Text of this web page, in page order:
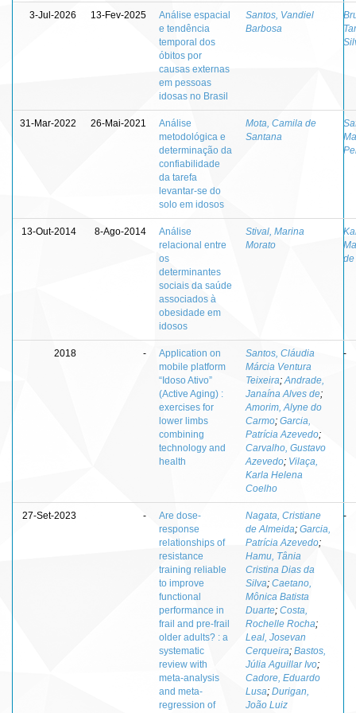
3-Jul-2026 13-Fev-2025
Análise espacial
e tendência
temporal dos
óbitos por
causas externas
em pessoas
idosas no Brasil
Santos, Vandiel
Barbosa
31-Mar-2022 26-Mai-2021
Análise
metodológica e
determinação da
confiabilidade
da tarefa
levantar-se do
solo em idosos
Mota, Camila de
Santana
13-Out-2014 8-Ago-2014
Análise
relacional entre
os
determinantes
sociais da saúde
associados à
obesidade em
idosos
Stival, Marina
Morato
de
2018 -
Application on
mobile platform
“Idoso Ativo”
(Active Aging) :
exercises for
lower limbs
combining
technology and
health
Santos, Cláudia
Márcia Ventura
Teixeira; Andrade,
Janaína Alves de;
Amorim, Alyne do
Carmo; Garcia,
Patrícia Azevedo;
Carvalho, Gustavo
Azevedo; Vilaça,
Karla Helena
Coelho
-
27-Set-2023 -
Are dose-
response
relationships of
resistance
training reliable
to improve
functional
performance in
frail and pre-frail
older adults? : a
systematic
review with
meta-analysis
and meta-
regression of
Nagata, Cristiane
de Almeida; Garcia,
Patrícia Azevedo;
Hamu, Tânia
Cristina Dias da
Silva; Caetano,
Mônica Batista
Duarte; Costa,
Rochelle Rocha;
Leal, Josevan
Cerqueira; Bastos,
Júlia Aguillar Ivo;
Cadore, Eduardo
Lusa; Durigan,
João Luiz
-